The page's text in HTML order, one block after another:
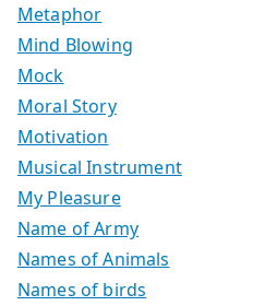
Metaphor
Mind Blowing
Mock
Moral Story
Motivation
Musical Instrument
My Pleasure
Name of Army
Names of Animals
Names of birds